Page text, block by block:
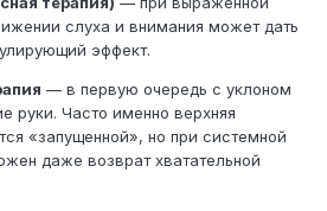
слуха и внимания может дать
эффект.
— в первую очередь с уклоном
руки. Часто именно верхняя
«запущенной», но при системной
даже возврат хватательной